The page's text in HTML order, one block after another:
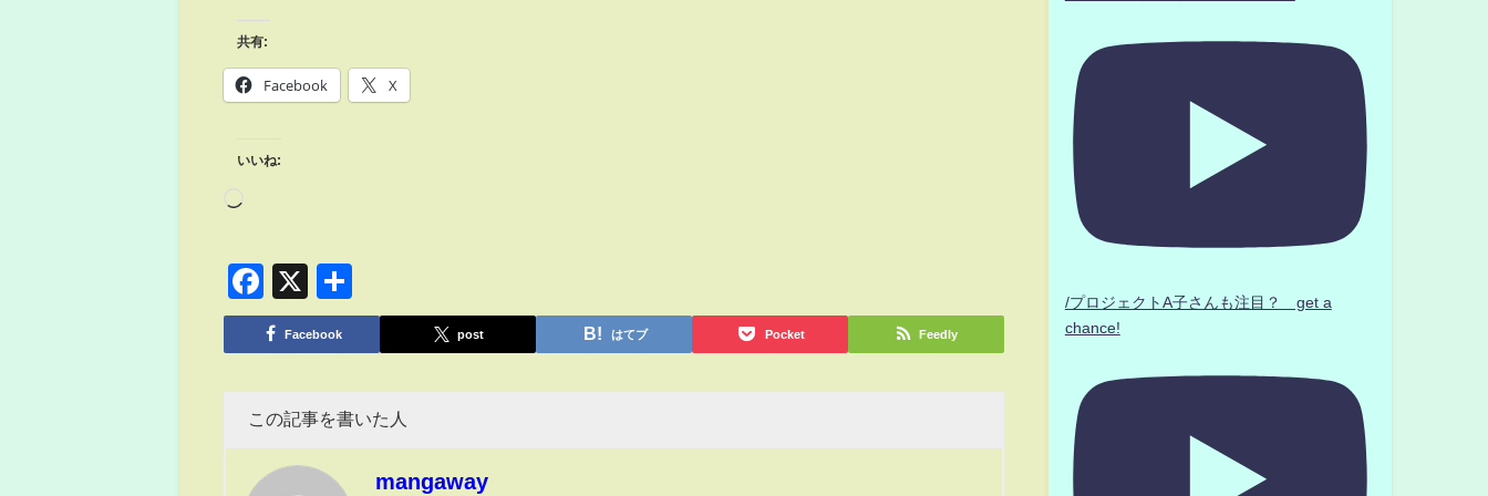
共有:
Facebook X
いいね:
Facebook
X
有
Facebook post はてブ Pocket Feedly
この記事を書いた人
mangaway
/プロジェクトA子さんも注目？ get a
chance!